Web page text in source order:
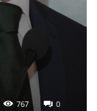
767 0